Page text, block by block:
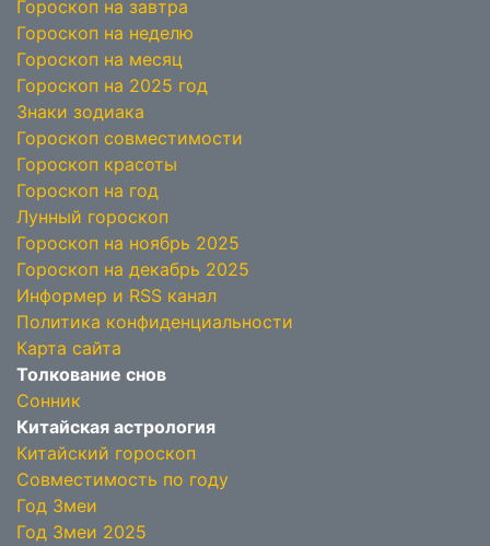
Гороскоп на завтра
Гороскоп на неделю
Гороскоп на месяц
Гороскоп на 2025 год
Знаки зодиака
Гороскоп совместимости
Гороскоп красоты
Гороскоп на год
Лунный гороскоп
Гороскоп на ноябрь 2025
Гороскоп на декабрь 2025
Информер и RSS канал
Политика конфиденциальности
Карта сайта
Толкование снов
Сонник
Китайская астрология
Китайский гороскоп
Совместимость по году
Год Змеи
Год Змеи 2025